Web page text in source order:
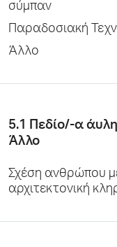
σύμπαν
Παραδοσιακή
Άλλο
5.1 Πεδίο/-α
Άλλο
Σχέση ανθρώπου
αρχιτεκτονική